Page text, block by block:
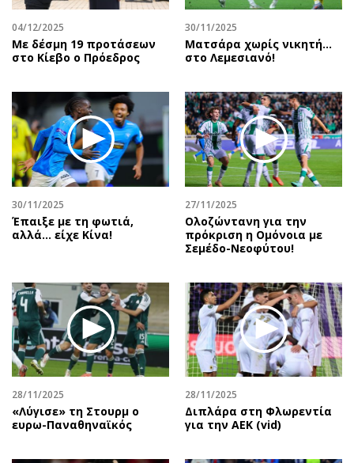
04/12/2025
Με δέσμη 19 προτάσεων
στο Κίεβο ο Πρόεδρος
30/11/2025
Ματσάρα χωρίς νικητή…
στο Λεμεσιανό!
30/11/2025
Έπαιξε με τη φωτιά,
αλλά… είχε Κίνα!
27/11/2025
Ολοζώντανη για την
πρόκριση η Ομόνοια με
Σεμέδο-Νεοφύτου!
28/11/2025
«Λύγισε» τη Στουρμ ο
ευρω-Παναθηναϊκός
28/11/2025
Διπλάρα στη Φλωρεντία
για την ΑΕΚ (vid)